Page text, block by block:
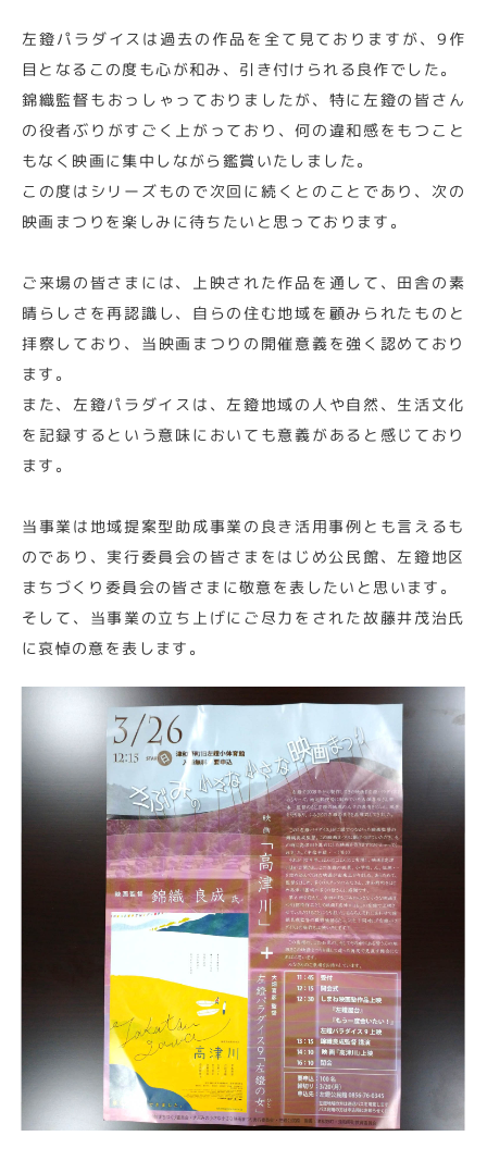
左鐙パラダイスは過去の作品を全て見ておりますが、9作
目となるこの度も心が和み、引き付けられる良作でした。
錦織監督もおっしゃっておりましたが、特に左鐙の皆さん
の役者ぶりがすごく上がっており、何の違和感をもつこと
もなく映画に集中しながら鑑賞いたしました。
この度はシリーズもので次回に続くとのことであり、次の
映画まつりを楽しみに待ちたいと思っております。
ご来場の皆さまには、上映された作品を通して、田舎の素
晴らしさを再認識し、自らの住む地域を顧みられたものと
拝察しており、当映画まつりの開催意義を強く認めており
ます。
また、左鐙パラダイスは、左鐙地域の人や自然、生活文化
を記録するという意味においても意義があると感じており
ます。
当事業は地域提案型助成事業の良き活用事例とも言えるも
のであり、実行委員会の皆さまをはじめ公民館、左鐙地区
まちづくり委員会の皆さまに敬意を表したいと思います。
そして、当事業の立ち上げにご尽力をされた故藤井茂治氏
に哀悼の意を表します。